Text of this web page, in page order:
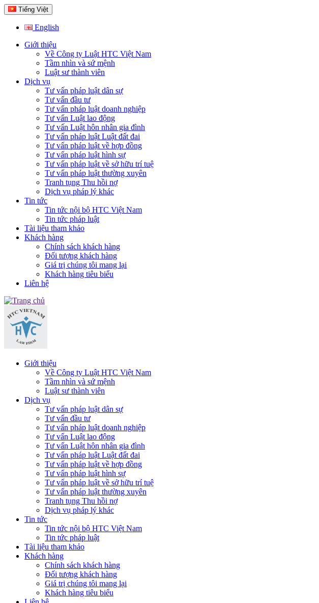
Tiếng Việt
English
Giới thiệu
Về Công ty Luật HTC Việt Nam
Tầm nhìn và sứ mệnh
Luật sư thành viên
Dịch vụ
Tư vấn pháp luật dân sự
Tư vấn đầu tư
Tư vấn pháp luật doanh nghiệp
Tư vấn Luật lao động
Tư vấn Luật hôn nhân gia đình
Tư vấn pháp luật Luật đất đai
Tư vấn pháp luật về hợp đồng
Tư vấn pháp luật hình sự
Tư vấn pháp luật về sở hữu trí tuệ
Tư vấn pháp luật thường xuyên
Tranh tụng Thu hồi nợ
Dịch vụ pháp lý khác
Tin tức
Tin tức nội bộ HTC Việt Nam
Tin tức pháp luật
Tài liệu tham khảo
Khách hàng
Chính sách khách hàng
Đối tượng khách hàng
Giá trị chúng tôi mang lại
Khách hàng tiêu biểu
Liên hệ
Giới thiệu
Về Công ty Luật HTC Việt Nam
Tầm nhìn và sứ mệnh
Luật sư thành viên
Dịch vụ
Tư vấn pháp luật dân sự
Tư vấn đầu tư
Tư vấn pháp luật doanh nghiệp
Tư vấn Luật lao động
Tư vấn Luật hôn nhân gia đình
Tư vấn pháp luật Luật đất đai
Tư vấn pháp luật về hợp đồng
Tư vấn pháp luật hình sự
Tư vấn pháp luật về sở hữu trí tuệ
Tư vấn pháp luật thường xuyên
Tranh tụng Thu hồi nợ
Dịch vụ pháp lý khác
Tin tức
Tin tức nội bộ HTC Việt Nam
Tin tức pháp luật
Tài liệu tham khảo
Khách hàng
Chính sách khách hàng
Đối tượng khách hàng
Giá trị chúng tôi mang lại
Khách hàng tiêu biểu